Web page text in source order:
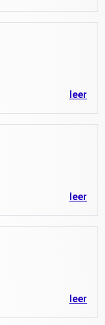
leer
leer
leer